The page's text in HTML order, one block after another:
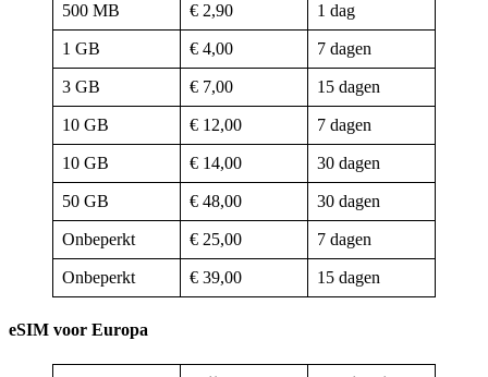
500 MB € 2,90 1 dag
1 GB € 4,00 7 dagen
3 GB € 7,00 15 dagen
10 GB € 12,00 7 dagen
10 GB € 14,00 30 dagen
50 GB € 48,00 30 dagen
Onbeperkt € 25,00 7 dagen
Onbeperkt € 39,00 15 dagen
eSIM voor Europa